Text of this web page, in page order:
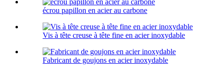
écrou papillon en acier au carbone
Vis à tête creuse à tête fine en acier inoxydable
Fabricant de goujons en acier inoxydable